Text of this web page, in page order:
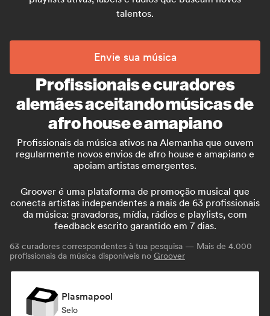
talentos.
Envie sua música
Profissionais e curadores
alemães aceitando músicas de
afro house e amapiano
Profissionais da música ativos na Alemanha que ouvem
regularmente novos envios de afro house e amapiano e
apoiam artistas emergentes.
Groover é uma plataforma de promoção musical que
conecta artistas independentes a mais de 63 profissionais
da música: gravadoras, mídia, rádios e playlists, com
feedback escrito garantido em 7 dias.
63 curadores correspondentes à tua pesquisa — Mais de 4.000
profissionais da música disponíveis no Groover
Plasmapool
Selo